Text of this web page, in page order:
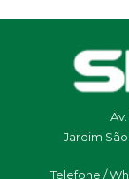
Jardim São
Telefone /